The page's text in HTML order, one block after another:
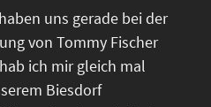
uns gerade bei der
von Tommy Fischer
ich mir gleich mal
Biesdorf